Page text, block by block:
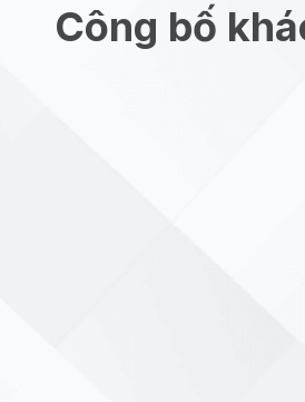
Công bố